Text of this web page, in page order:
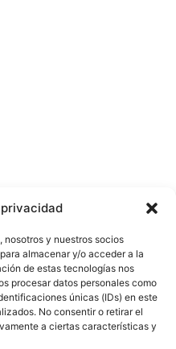
nosotros y nuestros socios
almacenar y/o acceder a la
de estas tecnologías nos
procesar datos personales como
únicas (IDs) en este
No consentir o retirar el
a ciertas características y